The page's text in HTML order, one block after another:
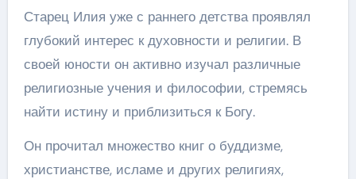
Старец Илия уже с раннего детства проявлял
глубокий интерес к духовности и религии. В
своей юности он активно изучал различные
религиозные учения и философии, стремясь
найти истину и приблизиться к Богу.
Он прочитал множество книг о буддизме,
христианстве, исламе и других религиях,